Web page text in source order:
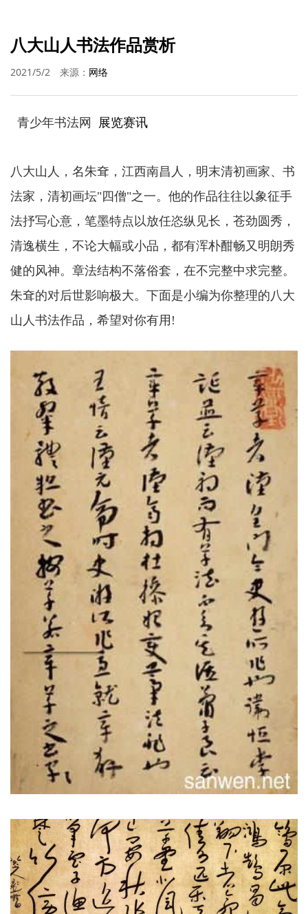
八大山人书法作品赏析
2021/5/2 来源： 网络
青少年书法网 展览赛讯
八大山人，名朱耷，江西南昌人，明末清初画家、书
法家，清初画坛"四僧"之一。他的作品往往以象征手
法抒写心意，笔墨特点以放任恣纵见长，苍劲圆秀，
清逸横生，不论大幅或小品，都有浑朴酣畅又明朗秀
健的风神。章法结构不落俗套，在不完整中求完整。
朱耷的对后世影响极大。下面是小编为你整理的八大
山人书法作品，希望对你有用!